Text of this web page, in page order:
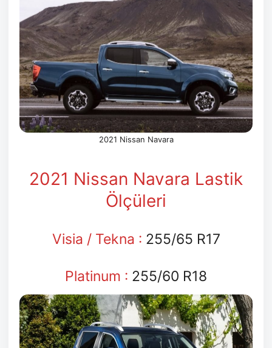
2021 Nissan Navara
2021 Nissan Navara Lastik
Ölçüleri
Visia / Tekna : 255/65 R17
Platinum : 255/60 R18